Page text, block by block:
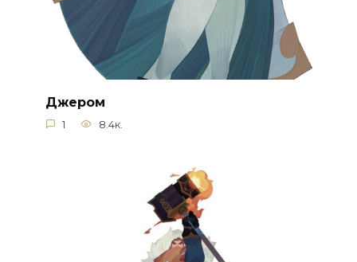
Джером
1 8.4к.